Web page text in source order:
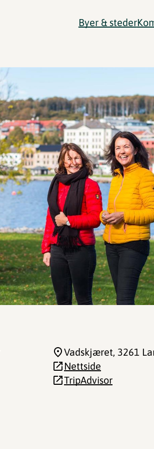
Byer & steder
Vadskjæret, 3261
Nettside
TripAdvisor